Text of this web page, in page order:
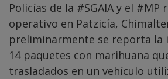
Policías de la #SGAIA y el #MP
operativo en Patzicía,
preliminarmente se reporta la
14 paquetes con marihuana
trasladados en un vehículo